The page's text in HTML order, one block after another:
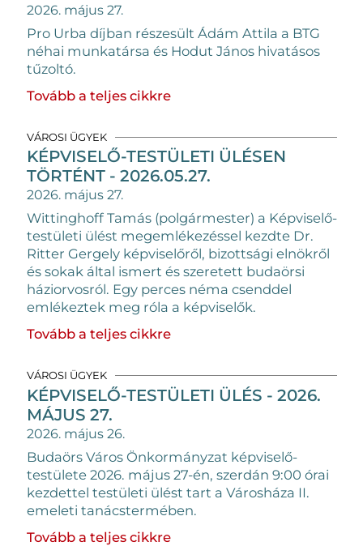
2026. május 27.
Pro Urba díjban részesült Ádám Attila a BTG
néhai munkatársa és Hodut János hivatásos
tűzoltó.
Tovább a teljes cikkre
VÁROSI ÜGYEK
KÉPVISELŐ-TESTÜLETI ÜLÉSEN
TÖRTÉNT - 2026.05.27.
2026. május 27.
Wittinghoff Tamás (polgármester) a Képviselő-
testületi ülést megemlékezéssel kezdte Dr.
Ritter Gergely képviselőről, bizottsági elnökről
és sokak által ismert és szeretett budaörsi
háziorvosról. Egy perces néma csenddel
emlékeztek meg róla a képviselők.
Tovább a teljes cikkre
VÁROSI ÜGYEK
KÉPVISELŐ-TESTÜLETI ÜLÉS - 2026.
MÁJUS 27.
2026. május 26.
Budaörs Város Önkormányzat képviselő-
testülete 2026. május 27-én, szerdán 9:00 órai
kezdettel testületi ülést tart a Városháza II.
emeleti tanácstermében.
Tovább a teljes cikkre